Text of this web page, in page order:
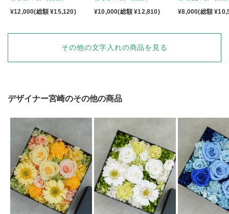
¥12,000(総額 ¥15,120) ¥10,000(総額 ¥12,810) ¥8,000(総額
その他の文字入れの商品を見る
デザイナー宮崎のその他の商品